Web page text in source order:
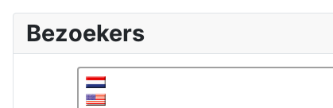
Bezoekers